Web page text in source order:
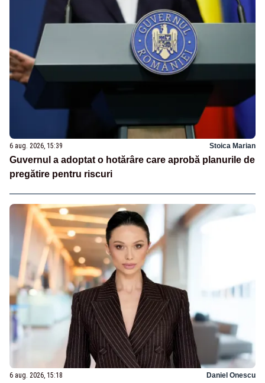
6 aug. 2026, 15:39 Stoica Marian
Guvernul a adoptat o hotărâre care aprobă planurile de
pregătire pentru riscuri
6 aug. 2026, 15:18 Daniel Onescu